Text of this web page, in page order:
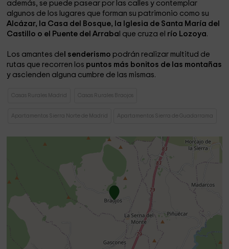
además, se puede pasear por las calles y contemplar
algunos de los lugares que forman su patrimonio como su
Alcázar, la Casa del Bosque, la Iglesia de Santa María del
Castillo o el Puente del Arraba l que cruza el río Lozoya.
Los amantes de l senderismo podrán realizar multitud de
rutas que recorren los puntos más bonitos de las montañas
y ascienden alguna cumbre de las mismas.
Casas Rurales Madrid Casas Rurales Braojos
Apartamentos Sierra Norte de Madrid Apartamentos Sierra de Guadarrama